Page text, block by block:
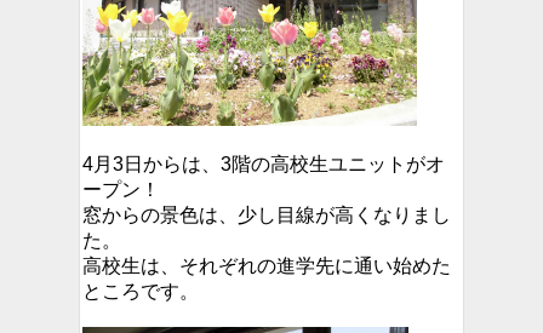
4月3日からは、3階の高校生ユニットがオ
ープン！
窓からの景色は、少し目線が高くなりまし
た。
高校生は、それぞれの進学先に通い始めた
ところです。